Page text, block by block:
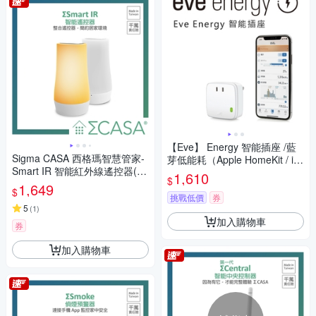
Sigma CASA 西格瑪智慧管家-
Smart IR 智能紅外線遙控器(具
Gateway功能)
$1,649
5 (1)
券
加入購物車
【Eve】 Energy 智能插座 /藍
芽低能耗（Apple HomeKit / iO
S)
$1,610
挑戰低價 券
加入購物車